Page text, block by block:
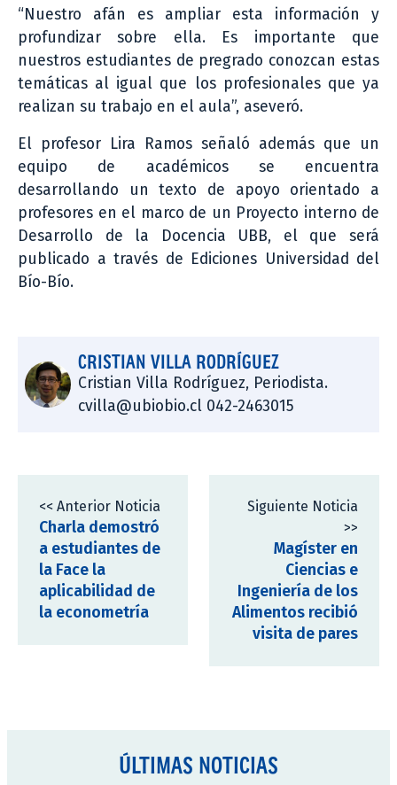
“Nuestro afán es ampliar esta información y
profundizar sobre ella. Es importante que
nuestros estudiantes de pregrado conozcan estas
temáticas al igual que los profesionales que ya
realizan su trabajo en el aula”, aseveró.
El profesor Lira Ramos señaló además que un
equipo de académicos se encuentra
desarrollando un texto de apoyo orientado a
profesores en el marco de un Proyecto interno de
Desarrollo de la Docencia UBB, el que será
publicado a través de Ediciones Universidad del
Bío-Bío.
CRISTIAN VILLA RODRÍGUEZ
Cristian Villa Rodríguez, Periodista.
cvilla@ubiobio.cl 042-2463015
<< Anterior Noticia
Charla demostró
a estudiantes de
la Face la
aplicabilidad de
la econometría
Siguiente Noticia
>>
Magíster en
Ciencias e
Ingeniería de los
Alimentos recibió
visita de pares
ÚLTIMAS NOTICIAS